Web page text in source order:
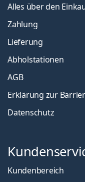
Alles über den
Zahlung
Lieferung
Abholstationen
AGB
Erklärung zur
Datenschutz
Kundenbereich